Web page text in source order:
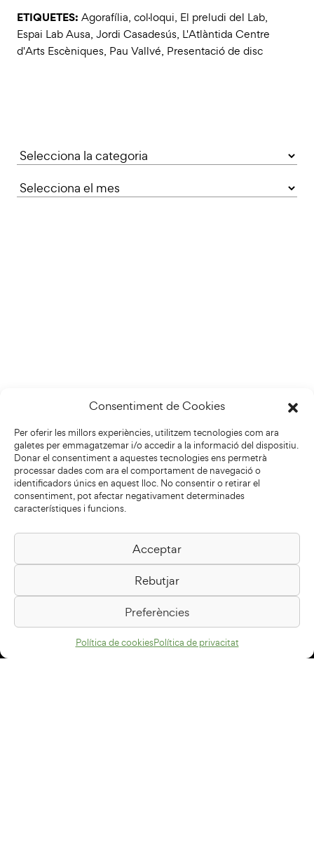
Consentiment de Cookies
Per oferir les millors experiències, utilitzem tecnologies com ara
galetes per emmagatzemar i/o accedir a la informació del dispositiu.
Donar el consentiment a aquestes tecnologies ens permetrà
processar dades com ara el comportament de navegació o
identificadors únics en aquest lloc. No consentir o retirar el
consentiment, pot afectar negativament determinades
característiques i funcions.
Acceptar
Rebutjar
Preferències
Política de cookiesPolítica de privacitat
ETIQUETES: Agorafília, col·loqui, El preludi del Lab,
Espai Lab Ausa, Jordi Casadesús, L'Atlàntida Centre
d'Arts Escèniques, Pau Vallvé, Presentació de disc
Categories
Biblioteca Pilarin Bayés
Passeig de la Generalitat, 1
08500 Vic